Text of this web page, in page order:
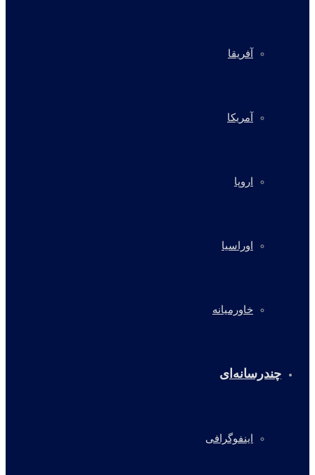
آفریقا
آمریکا
اروپا
اوراسیا
خاورمیانه
چندرسانه‌ای
اینفوگرافی